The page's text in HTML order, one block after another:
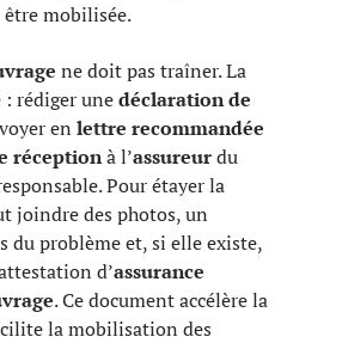
mobilisée.
ne doit pas traîner. La
rédiger unedéclaration de
en lettre recommandée
réceptionà l’assureurdu
Pour étayer la
joindre des photos, un
du problème et, si elle existe,
d’assurance
. Ce document accélère la
la mobilisation des